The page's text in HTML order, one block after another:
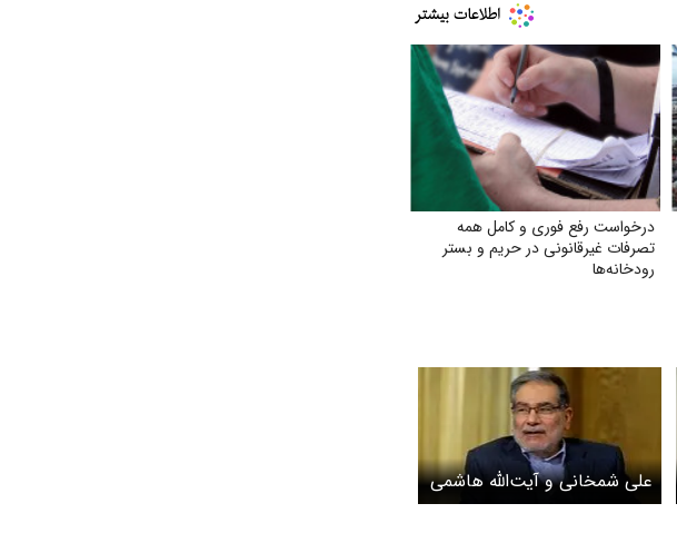
درخواست رفع فوری و کامل همه
تصرفات غیرقانونی در حریم و بستر
رودخانه‌ها
علی شمخانی و آیت‌الله هاشمی
رفسنجانی در جبهه‌های جنگ +